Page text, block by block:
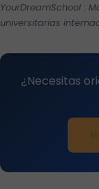
YourDreamSchool :
universitarias
¿Necesitas